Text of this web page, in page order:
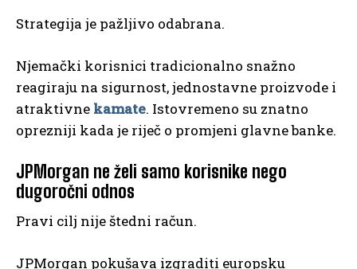
Strategija je pažljivo odabrana.
Njemački korisnici tradicionalno snažno
reagiraju na sigurnost, jednostavne proizvode i
atraktivne kamate. Istovremeno su znatno
oprezniji kada je riječ o promjeni glavne banke.
JPMorgan ne želi samo korisnike nego
dugoročni odnos
Pravi cilj nije štedni račun.
JPMorgan pokušava izgraditi europsku